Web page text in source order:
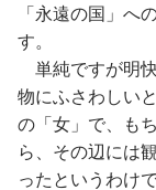
「永遠の国」へ
す。
単純ですが明
物にふさわしい
の「女」で、も
ら、その辺には
ったというわけで